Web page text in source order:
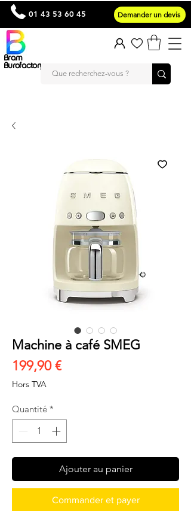
Bram
Burofactory
01 43 53 60 45 Demander un devis
Machine à café SMEG
199,90 €Prix
Hors TVA
Quantité *
Ajouter au panier
Commander et payer